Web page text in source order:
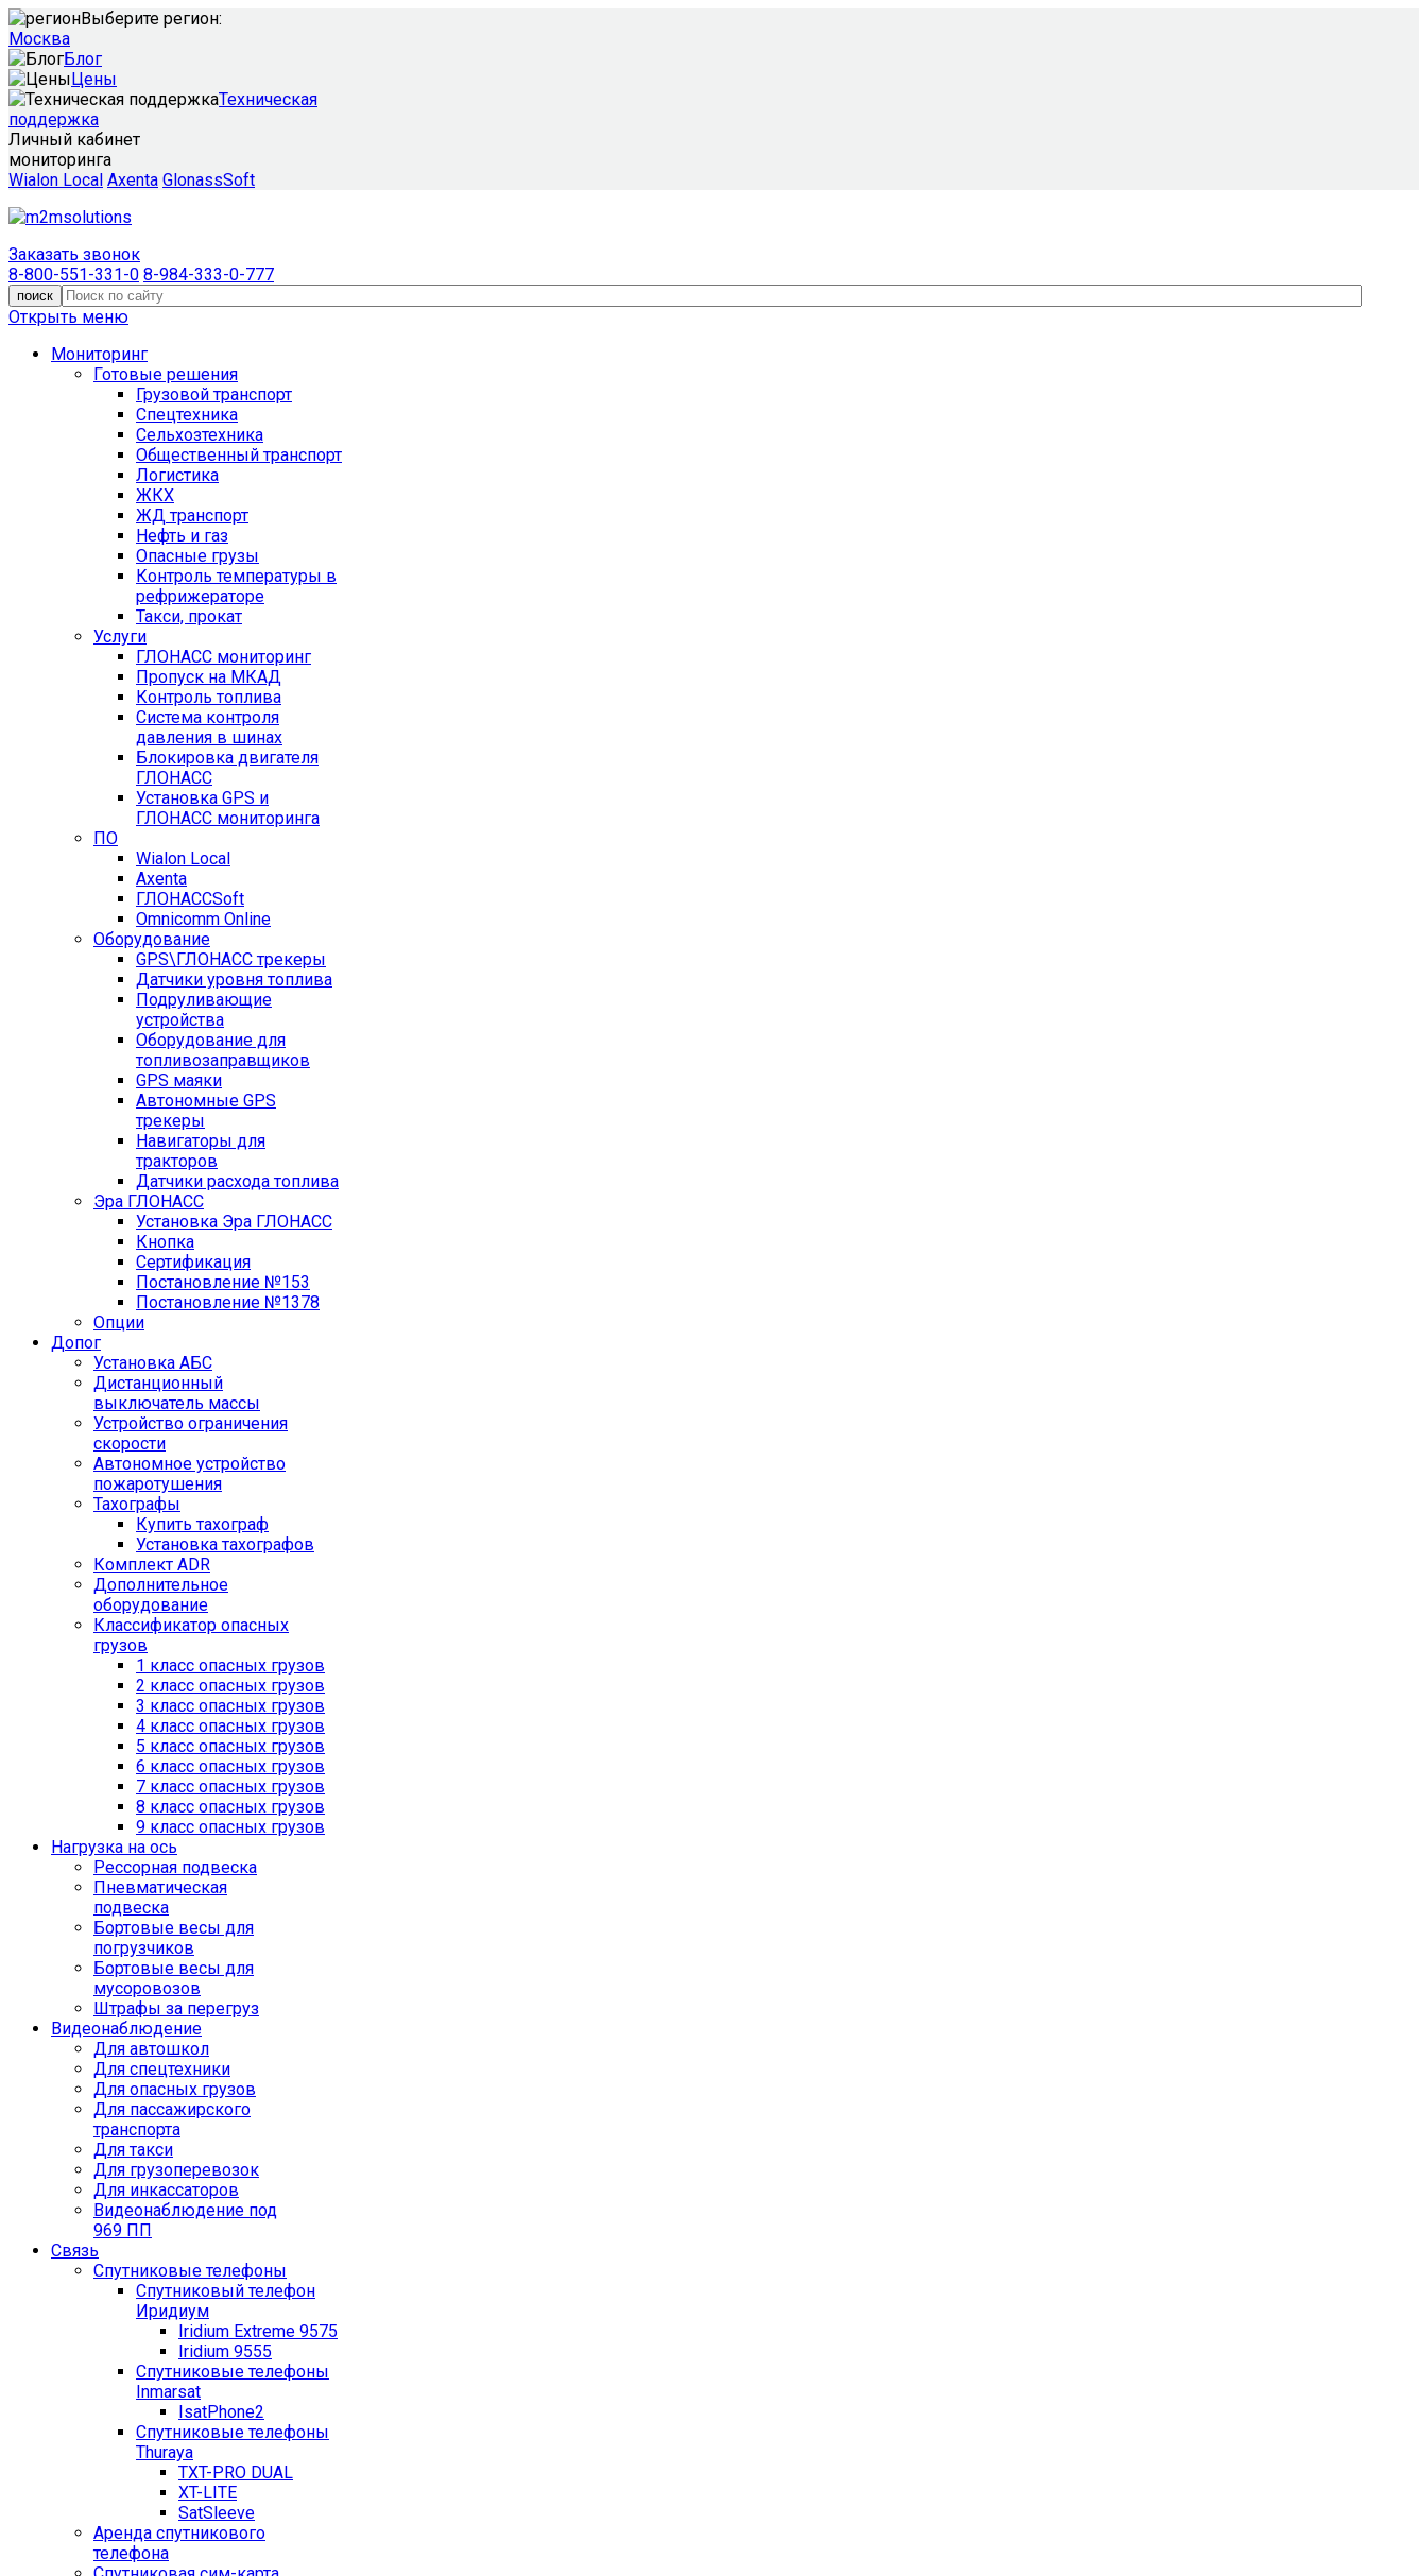
Выберите регион:
Москва
Блог
Цены
Техническая
поддержка
Личный кабинет
мониторинга
Wialon Local Axenta GlonassSoft
Заказать звонок
8-800-551-331-0 8-984-333-0-777
поиск
Открыть меню
Мониторинг
Готовые решения
Грузовой транспорт
Спецтехника
Сельхозтехника
Общественный транспорт
Логистика
ЖКХ
ЖД транспорт
Нефть и газ
Опасные грузы
Контроль температуры в
рефрижераторе
Такси, прокат
Услуги
ГЛОНАСС мониторинг
Пропуск на МКАД
Контроль топлива
Система контроля
давления в шинах
Блокировка двигателя
ГЛОНАСС
Установка GPS и
ГЛОНАСС мониторинга
ПО
Wialon Local
Axenta
ГЛОНАССSoft
Оmnicomm Оnline
Оборудование
GPS\ГЛОНАСС трекеры
Датчики уровня топлива
Подруливающие
устройства
Оборудование для
топливозаправщиков
GPS маяки
Автономные GPS
трекеры
Навигаторы для
тракторов
Датчики расхода топлива
Эра ГЛОНАСС
Установка Эра ГЛОНАСС
Кнопка
Сертификация
Постановление №153
Постановление №1378
Опции
Допог
Установка АБС
Дистанционный
выключатель массы
Устройство ограничения
скорости
Автономное устройство
пожаротушения
Тахографы
Купить тахограф
Установка тахографов
Комплект ADR
Дополнительное
оборудование
Классификатор опасных
грузов
1 класс опасных грузов
2 класс опасных грузов
3 класс опасных грузов
4 класс опасных грузов
5 класс опасных грузов
6 класс опасных грузов
7 класс опасных грузов
8 класс опасных грузов
9 класс опасных грузов
Нагрузка на ось
Рессорная подвеска
Пневматическая
подвеска
Бортовые весы для
погрузчиков
Бортовые весы для
мусоровозов
Штрафы за перегруз
Видеонаблюдение
Для автошкол
Для спецтехники
Для опасных грузов
Для пассажирского
транспорта
Для такси
Для грузоперевозок
Для инкассаторов
Видеонаблюдение под
969 ПП
Связь
Спутниковые телефоны
Спутниковый телефон
Иридиум
Iridium Extreme 9575
Iridium 9555
Спутниковые телефоны
Inmarsat
IsatPhone2
Спутниковые телефоны
Thuraya
TXT-PRO DUAL
XT-LITE
SatSleeve
Аренда спутникового
телефона